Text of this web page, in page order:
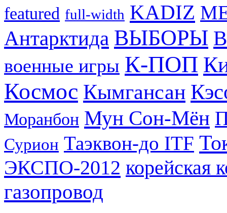
featured full-width KADIZ
Антарктида ВЫБОРЫ
военные игры К-ПОП
Космос Кымгансан
Моранбон Мун Сон-Мён
Сурион Таэквон-до ITF
ЭКСПО-2012 корейская
газопровод